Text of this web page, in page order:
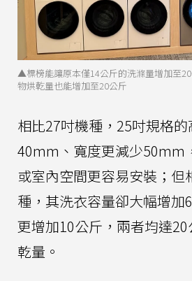
▲標榜能讓原本僅14公斤的洗滌量增加至
物烘乾量也能增加至20公斤
相比27吋機種，25吋規格
40mm、寬度更減少50mm
或室內空間更容易安裝；但
種，其洗衣容量卻大幅增加
更增加10公斤，兩者均達
乾量。